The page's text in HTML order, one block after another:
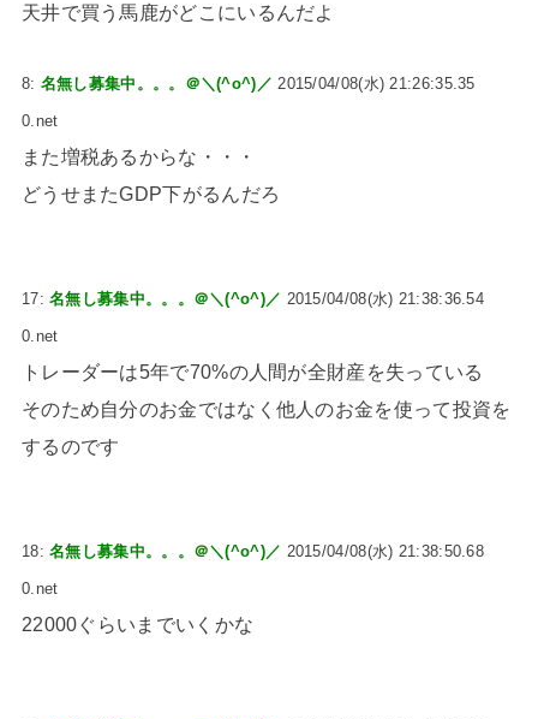
天井で買う馬鹿がどこにいるんだよ
8: 名無し募集中。。。＠＼(^o^)／ 2015/04/08(水) 21:26:35.35
0.net
また増税あるからな・・・
どうせまたGDP下がるんだろ
17:名無し募集中。。。＠＼(^o^)／ 2015/04/08(水) 21:38:36.54
0.net
トレーダーは5年で70%の人間が全財産を失っている
そのため自分のお金ではなく他人のお金を使って投資を
するのです
18:名無し募集中。。。＠＼(^o^)／ 2015/04/08(水) 21:38:50.68
0.net
22000ぐらいまでいくかな